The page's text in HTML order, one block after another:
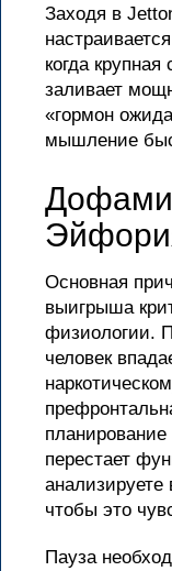
Заходя в
когда
заливает
«гормон
мышление
Основная
выигрыша
физиологии.
человек
планирование
перестает
анализируете
чтобы это
Пауза